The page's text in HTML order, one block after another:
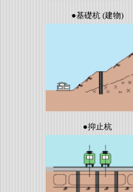
●基礎杭 (建物)
●抑止杭